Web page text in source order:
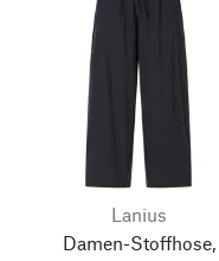
Lanius
Damen-Stoffhose,